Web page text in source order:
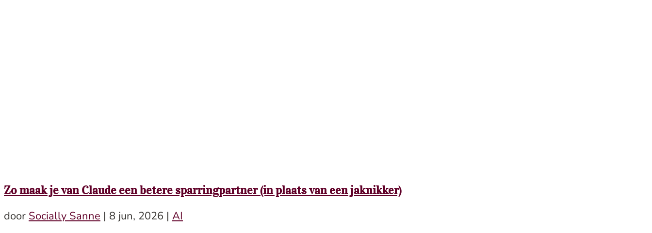
Zo maak je van Claude een betere sparringpartner (in plaats van een jaknikker)
door Socially Sanne | 8 jun, 2026 | AI